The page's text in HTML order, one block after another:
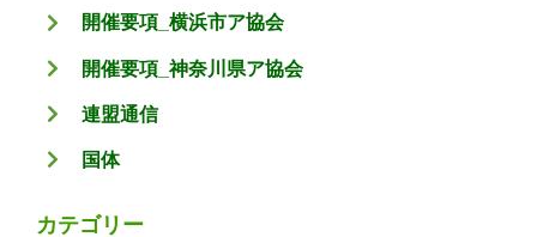
開催要項_横浜市ア協会
開催要項_神奈川県ア協会
連盟通信
国体
カテゴリー